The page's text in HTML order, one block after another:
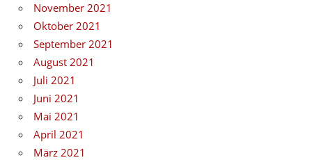
November 2021
Oktober 2021
September 2021
August 2021
Juli 2021
Juni 2021
Mai 2021
April 2021
März 2021